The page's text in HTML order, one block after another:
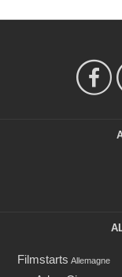
Filmstarts Allemagne